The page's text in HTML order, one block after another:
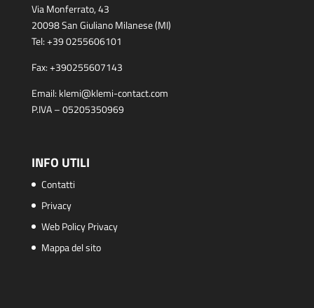
Via Monferrato, 43
20098 San Giuliano Milanese (MI)
Tel:+39 0255606101
Fax:+390255607143
Email: klemi@klemi-contact.com
P.IVA – 05205350969
INFO UTILI
Contatti
Privacy
Web Policy Privacy
Mappa del sito